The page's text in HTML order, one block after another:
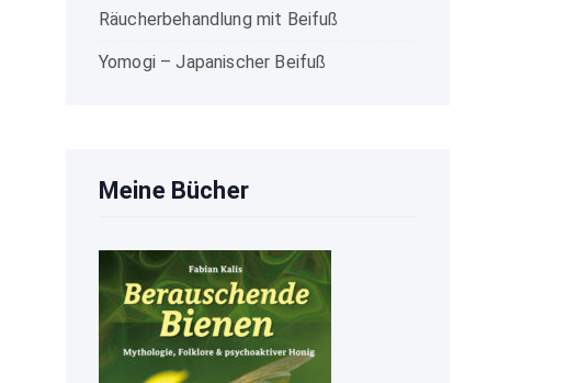
Räucherbehandlung mit Beifuß
Yomogi – Japanischer Beifuß
Meine Bücher